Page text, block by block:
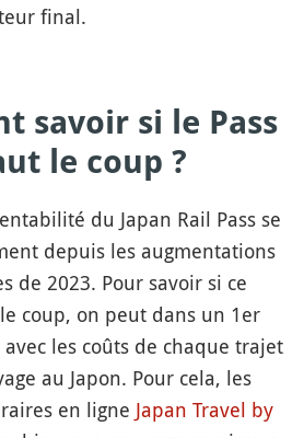
final.
savoir si le Pass
le coup ?
du Japan Rail Pass se
depuis les augmentations
de 2023. Pour savoir si ce
coup, on peut dans un 1er
les coûts de chaque trajet
au Japon. Pour cela, les
en ligne Japan Travel by